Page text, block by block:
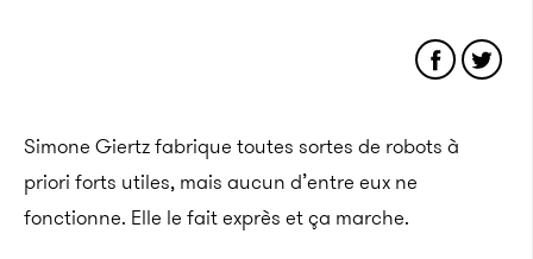
Simone Giertz fabrique toutes sortes de robots à
priori forts utiles, mais aucun d’entre eux ne
fonctionne. Elle le fait exprès et ça marche.